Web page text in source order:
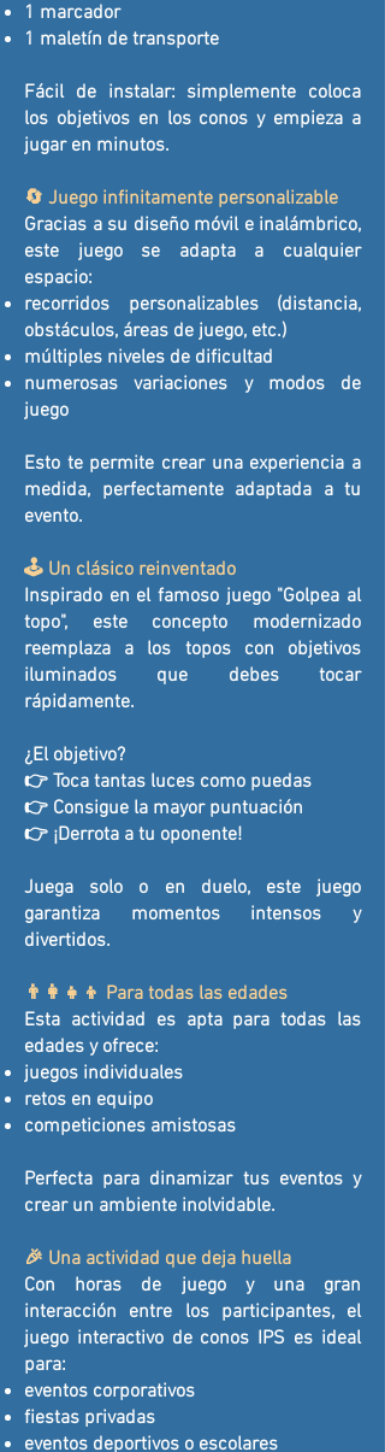
1 marcador
1 maletín de transporte
Fácil de instalar: simplemente coloca
los objetivos en los conos y empieza a
jugar en minutos.
🔄 Juego infinitamente personalizable
Gracias a su diseño móvil e inalámbrico,
este juego se adapta a cualquier
espacio:
recorridos personalizables (distancia,
obstáculos, áreas de juego, etc.)
múltiples niveles de dificultad
numerosas variaciones y modos de
juego
Esto te permite crear una experiencia a
medida, perfectamente adaptada a tu
evento.
🕹️ Un clásico reinventado
Inspirado en el famoso juego "Golpea al
topo", este concepto modernizado
reemplaza a los topos con objetivos
iluminados que debes tocar
rápidamente.
¿El objetivo?
👉 Toca tantas luces como puedas
👉 Consigue la mayor puntuación
👉 ¡Derrota a tu oponente!
Juega solo o en duelo, este juego
garantiza momentos intensos y
divertidos.
👨‍👩‍👧‍👦 Para todas las edades
Esta actividad es apta para todas las
edades y ofrece:
juegos individuales
retos en equipo
competiciones amistosas
Perfecta para dinamizar tus eventos y
crear un ambiente inolvidable.
🎉 Una actividad que deja huella
Con horas de juego y una gran
interacción entre los participantes, el
juego interactivo de conos IPS es ideal
para:
eventos corporativos
fiestas privadas
eventos deportivos o escolares